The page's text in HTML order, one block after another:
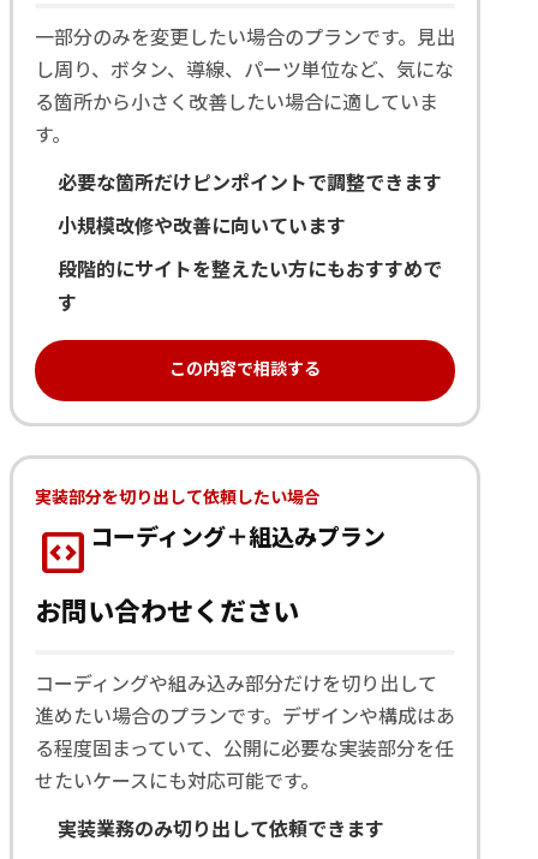
一部分のみを変更したい場合のプランです。見出
し周り、ボタン、導線、パーツ単位など、気にな
る箇所から小さく改善したい場合に適していま
す。
必要な箇所だけピンポイントで調整できます
小規模改修や改善に向いています
段階的にサイトを整えたい方にもおすすめで
す
この内容で相談する
実装部分を切り出して依頼したい場合
code_blocks コーディング＋組込みプラン
お問い合わせください
コーディングや組み込み部分だけを切り出して
進めたい場合のプランです。デザインや構成はあ
る程度固まっていて、公開に必要な実装部分を任
せたいケースにも対応可能です。
実装業務のみ切り出して依頼できます